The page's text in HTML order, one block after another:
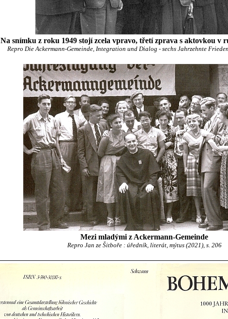
Na snímku z roku 1949 stojí zcela vpravo, třetí zprava s aktovkou v
Repro Die Ackermann-Gemeinde, Integration und Dialog - sechs Jahrzehnte
Mezi mladými z Ackermann-Gemeinde
Repro Jan ze Šitboře : úředník, literát, mýtus (2021), s. 206